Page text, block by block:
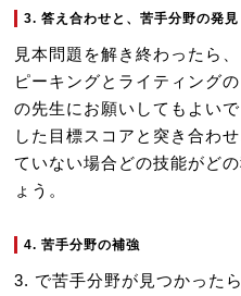
3. 答え合わせと、苦手分野の発見
見本問題を解き終わったら
ピーキングとライティング
の先生にお願いしてもよい
した目標スコアと突き合わ
ていない場合どの技能がど
ょう。
4. 苦手分野の補強
3. で苦手分野が見つかった